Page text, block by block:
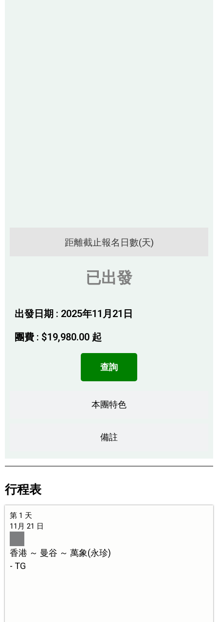
距離截止報名日數(天)
已出發
出發日期 : 2025年11月21日
團費 : $19,980.00 起
查詢
本團特色
備註
行程表
第 1 天
11月 21 日
香港 ～ 曼谷 ～ 萬象(永珍)
- TG